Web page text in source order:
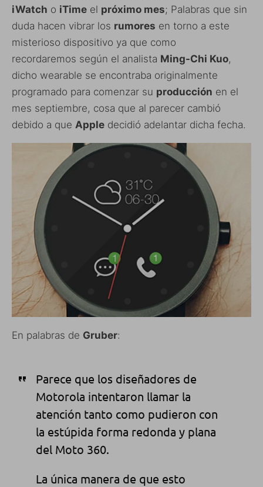
iWatch o iTime el próximo mes; Palabras que sin
duda hacen vibrar los rumores en torno a este
misterioso dispositivo ya que como
recordaremos según el analista Ming-Chi Kuo,
dicho wearable se encontraba originalmente
programado para comenzar su producción en el
mes septiembre, cosa que al parecer cambió
debido a que Apple decidió adelantar dicha fecha.
En palabras de Gruber:
Parece que los diseñadores de
Motorola intentaron llamar la
atención tanto como pudieron con
la estúpida forma redonda y plana
del Moto 360.
La única manera de que esto